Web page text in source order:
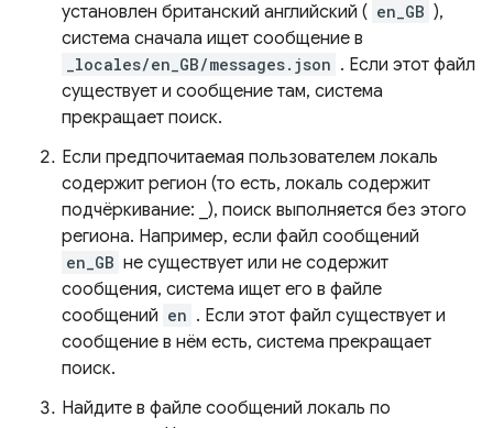
установлен британский английский ( en_GB ),
система сначала ищет сообщение в
_locales/en_GB/messages.json . Если этот файл
существует и сообщение там, система
прекращает поиск.
Если предпочитаемая пользователем локаль
содержит регион (то есть, локаль содержит
подчёркивание: _), поиск выполняется без этого
региона. Например, если файл сообщений
en_GB не существует или не содержит
сообщения, система ищет его в файле
сообщений en . Если этот файл существует и
сообщение в нём есть, система прекращает
поиск.
Найдите в файле сообщений локаль по